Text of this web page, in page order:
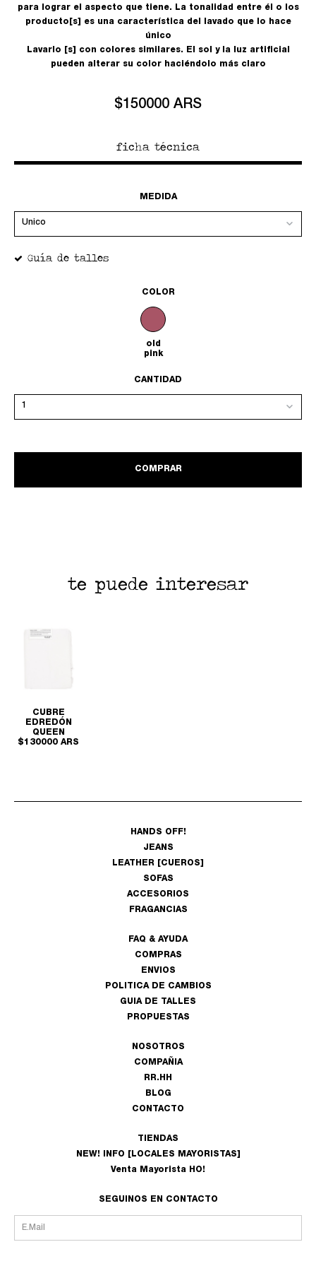
para lograr el aspecto que tiene. La tonalidad entre él o los
producto[s] es una característica del lavado que lo hace
único
Lavarlo [s] con colores similares. El sol y la luz artificial
pueden alterar su color haciéndolo más claro
$150000 ARS
ficha técnica
MEDIDA
Guía de talles
COLOR
old
pink
CANTIDAD
COMPRAR
te puede interesar
CUBRE
EDREDÓN
QUEEN
$130000 ARS
HANDS OFF!
JEANS
LEATHER [CUEROS]
SOFAS
ACCESORIOS
FRAGANCIAS
FAQ & AYUDA
COMPRAS
ENVIOS
POLITICA DE CAMBIOS
GUIA DE TALLES
PROPUESTAS
NOSOTROS
COMPAÑIA
RR.HH
BLOG
CONTACTO
TIENDAS
NEW! INFO [LOCALES MAYORISTAS]
Venta Mayorista HO!
SEGUINOS EN CONTACTO